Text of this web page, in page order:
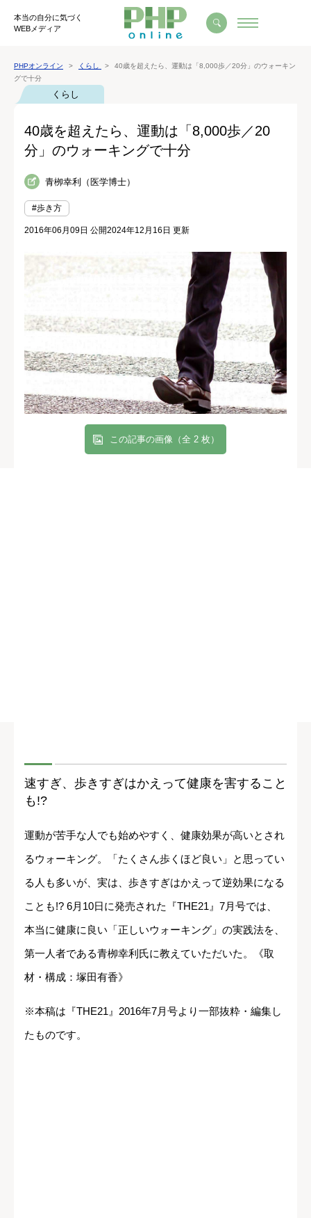
本当の自分に気づく
WEBメディア
PHPオンライン くらし
40歳を超えたら、運動は「8,000歩／20分」のウォーキン
グで十分
くらし
40歳を超えたら、運動は「8,000歩／20
分」のウォーキングで十分
青栁幸利（医学博士）
#歩き方
2016年06月09日 公開2024年12月16日 更新
この記事の画像（全 2 枚）
速すぎ、歩きすぎはかえって健康を害すること
も!?
運動が苦手な人でも始めやすく、健康効果が高いとされ
るウォーキング。「たくさん歩くほど良い」と思ってい
る人も多いが、実は、歩きすぎはかえって逆効果になる
ことも!? 6月10日に発売された『THE21』7月号では、
本当に健康に良い「正しいウォーキング」の実践法を、
第一人者である青栁幸利氏に教えていただいた。《取
材・構成：塚田有香》
※本稿は『THE21』2016年7月号より一部抜粋・編集し
たものです。